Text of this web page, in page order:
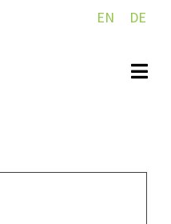
EN DE